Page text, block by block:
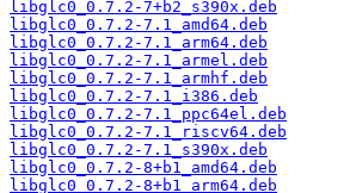
libglc0_0.7.2-7+b2_s390x.deb
libglc0_0.7.2-7.1_amd64.deb
libglc0_0.7.2-7.1_arm64.deb
libglc0_0.7.2-7.1_armel.deb
libglc0_0.7.2-7.1_armhf.deb
libglc0_0.7.2-7.1_i386.deb
libglc0_0.7.2-7.1_ppc64el.deb
libglc0_0.7.2-7.1_riscv64.deb
libglc0_0.7.2-7.1_s390x.deb
libglc0_0.7.2-8+b1_amd64.deb
libglc0_0.7.2-8+b1_arm64.deb